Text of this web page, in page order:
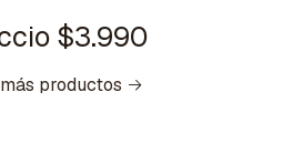
$3.990
productos